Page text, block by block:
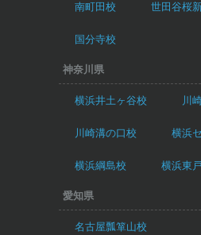
南町田校 世田谷桜
国分寺校
神奈川県
横浜井土ヶ谷校 川
川崎溝の口校 横浜
横浜綱島校 横浜東
愛知県
名古屋瓢箪山校